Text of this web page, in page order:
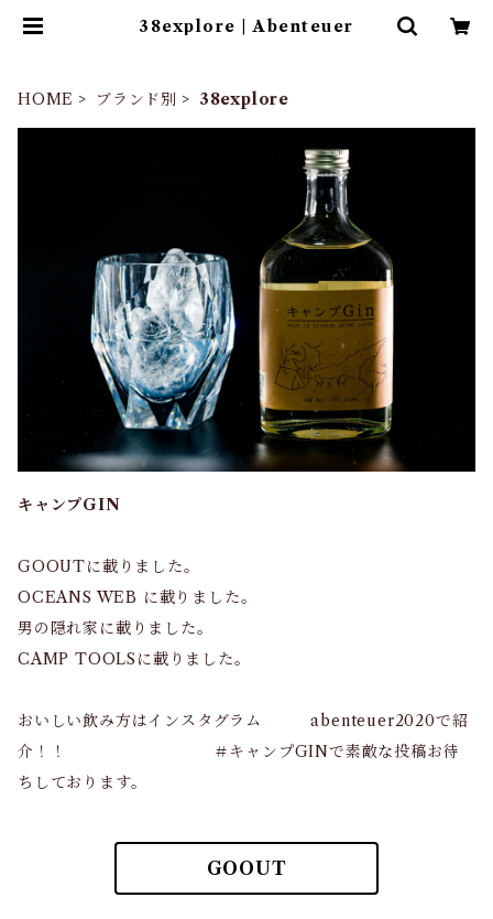
38explore | Abenteuer
HOME ブランド別 38explore
キャンプGIN
GOOUTに載りました。
OCEANS WEB に載りました。
男の隠れ家に載りました。
CAMP TOOLSに載りました。
おいしい飲み方はインスタグラム abenteuer2020で紹
介！！ ＃キャンプGINで素敵な投稿お待
ちしております。
GOOUT